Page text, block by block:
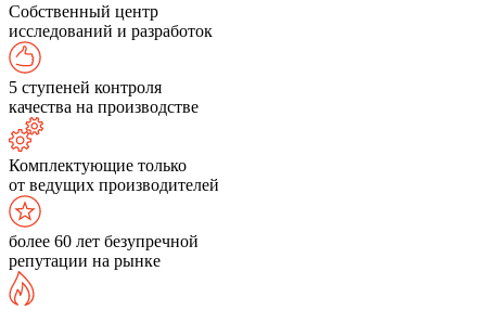
Собственный центр
исследований и разработок
5 ступеней контроля
качества на производстве
Комплектующие только
от ведущих производителей
более 60 лет безупречной
репутации на рынке